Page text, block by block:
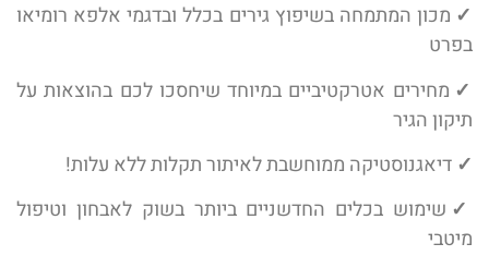
✓ מכון המתמחה בשיפוץ גירים בכלל ובדגמי אלפא רומיאו
בפרט
✓ מחירים אטרקטיביים במיוחד שיחסכו לכם בהוצאות על
תיקון הגיר
✓ דיאגנוסטיקה ממוחשבת לאיתור תקלות ללא עלות!
✓ שימוש בכלים החדשניים ביותר בשוק לאבחון וטיפול
מיטבי